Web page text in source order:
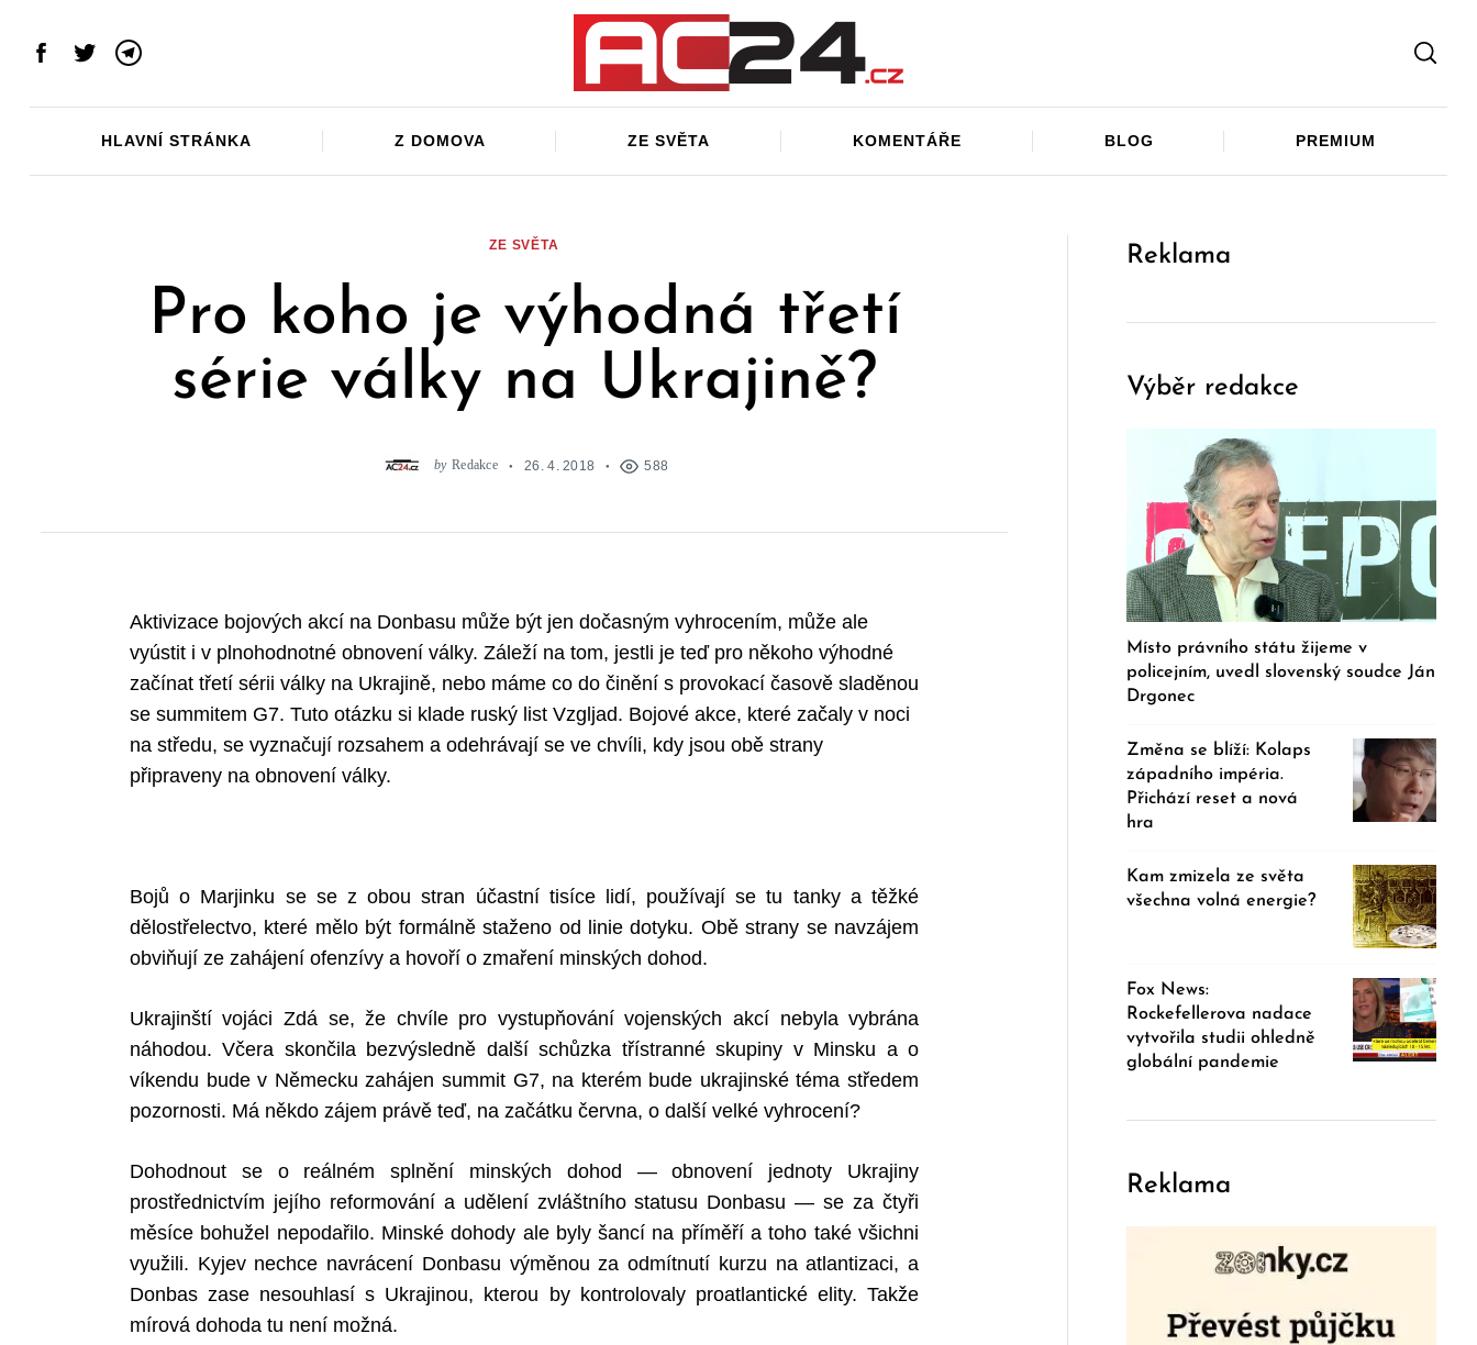
Facebook
TwitterTelegram
HLAVNÍ STRÁNKA Z DOMOVA ZE SVĚTA KOMENTÁŘE BLOG PREMIUM
ZE SVĚTA
Pro koho je výhodná třetí
série války na Ukrajině?
by Redakce 26. 4. 2018 588
Aktivizace bojových akcí na Donbasu může být jen dočasným vyhrocením, může ale
vyústit i v plnohodnotné obnovení války. Záleží na tom, jestli je teď pro někoho výhodné
začínat třetí sérii války na Ukrajině, nebo máme co do činění s provokací časově sladěnou
se summitem G7. Tuto otázku si klade ruský list Vzgljad. Bojové akce, které začaly v noci
na středu, se vyznačují rozsahem a odehrávají se ve chvíli, kdy jsou obě strany
připraveny na obnovení války.
Bojů o Marjinku se se z obou stran účastní tisíce lidí, používají se tu tanky a těžké
dělostřelectvo, které mělo být formálně staženo od linie dotyku. Obě strany se navzájem
obviňují ze zahájení ofenzívy a hovoří o zmaření minských dohod.
Ukrajinští vojáci Zdá se, že chvíle pro vystupňování vojenských akcí nebyla vybrána
náhodou. Včera skončila bezvýsledně další schůzka třístranné skupiny v Minsku a o
víkendu bude v Německu zahájen summit G7, na kterém bude ukrajinské téma středem
pozornosti. Má někdo zájem právě teď, na začátku června, o další velké vyhrocení?
Dohodnout se o reálném splnění minských dohod — obnovení jednoty Ukrajiny
prostřednictvím jejího reformování a udělení zvláštního statusu Donbasu — se za čtyři
měsíce bohužel nepodařilo. Minské dohody ale byly šancí na příměří a toho také všichni
využili. Kyjev nechce navrácení Donbasu výměnou za odmítnutí kurzu na atlantizaci, a
Donbas zase nesouhlasí s Ukrajinou, kterou by kontrolovaly proatlantické elity. Takže
mírová dohoda tu není možná.
Reklama
Výběr redakce
Místo právního státu žijeme v
policejním, uvedl slovenský soudce Ján
Drgonec
Změna se blíží: Kolaps
západního impéria.
Přichází reset a nová
hra
Kam zmizela ze světa
všechna volná energie?
Fox News:
Rockefellerova nadace
vytvořila studii ohledně
globální pandemie
Reklama